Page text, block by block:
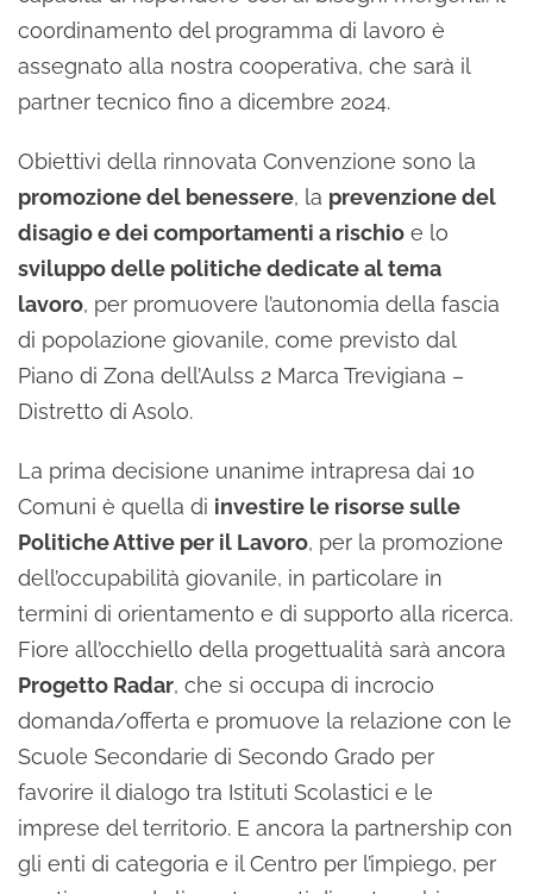
coordinamento del programma di lavoro è
assegnato alla nostra cooperativa, che sarà il
partner tecnico fino a dicembre 2024.
Obiettivi della rinnovata Convenzione sono la
promozione del benessere, la prevenzione del
disagio e dei comportamenti a rischio e lo
sviluppo delle politiche dedicate al tema
lavoro, per promuovere l’autonomia della fascia
di popolazione giovanile, come previsto dal
Piano di Zona dell’Aulss 2 Marca Trevigiana –
Distretto di Asolo.
La prima decisione unanime intrapresa dai 10
Comuni è quella di investire le risorse sulle
Politiche Attive per il Lavoro, per la promozione
dell’occupabilità giovanile, in particolare in
termini di orientamento e di supporto alla ricerca.
Fiore all’occhiello della progettualità sarà ancora
Progetto Radar, che si occupa di incrocio
domanda/offerta e promuove la relazione con le
Scuole Secondarie di Secondo Grado per
favorire il dialogo tra Istituti Scolastici e le
imprese del territorio. E ancora la partnership con
gli enti di categoria e il Centro per l’impiego, per